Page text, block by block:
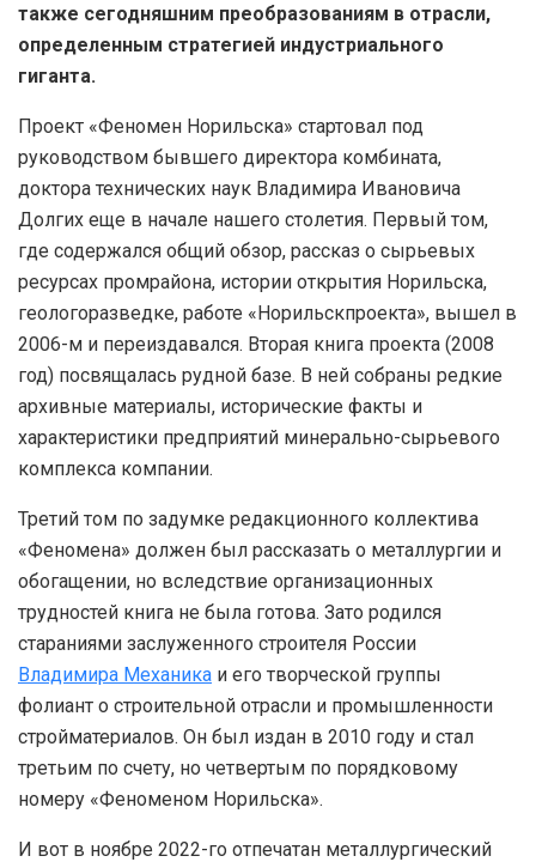
также сегодняшним преобразованиям в отрасли,
определенным стратегией индустриального
гиганта.
Проект «Феномен Норильска» стартовал под
руководством бывшего директора комбината,
доктора технических наук Владимира Ивановича
Долгих еще в начале нашего столетия. Первый том,
где содержался общий обзор, рассказ о сырьевых
ресурсах промрайона, истории открытия Норильска,
геологоразведке, работе «Норильскпроекта», вышел в
2006-м и переиздавался. Вторая книга проекта (2008
год) посвящалась рудной базе. В ней собраны редкие
архивные материалы, исторические факты и
характеристики предприятий минерально-сырьевого
комплекса компании.
Третий том по задумке редакционного коллектива
«Феномена» должен был рассказать о металлургии и
обогащении, но вследствие организационных
трудностей книга не была готова. Зато родился
стараниями заслуженного строителя России
Владимира Механика и его творческой группы
фолиант о строительной отрасли и промышленности
стройматериалов. Он был издан в 2010 году и стал
третьим по счету, но четвертым по порядковому
номеру «Феноменом Норильска».
И вот в ноябре 2022-го отпечатан металлургический